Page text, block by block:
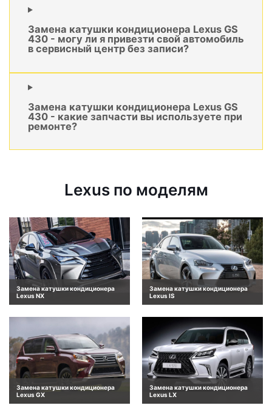
Замена катушки кондиционера Lexus GS
430 - могу ли я привезти свой автомобиль
в сервисный центр без записи?
Замена катушки кондиционера Lexus GS
430 - какие запчасти вы используете при
ремонте?
Lexus по моделям
Замена катушки кондиционера
Lexus NX
Замена катушки кондиционера
Lexus IS
Замена катушки кондиционера
Lexus GX
Замена катушки кондиционера
Lexus LX